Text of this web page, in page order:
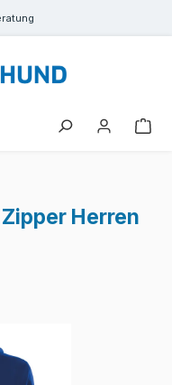
Herren